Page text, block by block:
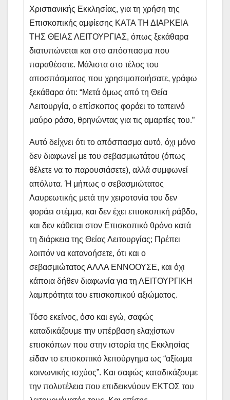
Χριστιανικής Εκκλησίας, για τη χρήση της
Επισκοπικής αμφίεσης ΚΑΤΑ ΤΗ ΔΙΑΡΚΕΙΑ
ΤΗΣ ΘΕΙΑΣ ΛΕΙΤΟΥΡΓΙΑΣ, όπως ξεκάθαρα
διατυπώνεται και στο απόσπασμα που
παραθέσατε. Μάλιστα στο τέλος του
αποσπάσματος που χρησιμοποιήσατε, γράφω
ξεκάθαρα ότι: “Μετά όμως από τη Θεία
Λειτουργία, ο επίσκοπος φοράει το ταπεινό
μαύρο ράσο, θρηνώντας για τις αμαρτίες του.”
Αυτό δείχνει ότι το απόσπασμα αυτό, όχι μόνο
δεν διαφωνεί με του σεβασμιωτάτου (όπως
θέλετε να το παρουσιάσετε), αλλά συμφωνεί
απόλυτα. Ή μήπως ο σεβασμιώτατος
Λαυρεωτικής μετά την χειροτονία του δεν
φοράει στέμμα, και δεν έχει επισκοπική ράβδο,
και δεν κάθεται στον Επισκοπικό θρόνο κατά
τη διάρκεια της Θείας Λειτουργίας; Πρέπει
λοιπόν να κατανοήσετε, ότι και ο
σεβασμιώτατος ΑΛΛΑ ΕΝΝΟΟΥΣΕ, και όχι
κάποια δήθεν διαφωνία για τη ΛΕΙΤΟΥΡΓΙΚΗ
λαμπρότητα του επισκοπικού αξιώματος.
Τόσο εκείνος, όσο και εγώ, σαφώς
καταδικάζουμε την υπέρβαση ελαχίστων
επισκόπων που στην ιστορία της Εκκλησίας
είδαν το επισκοπικό λειτούργημα ως “αξίωμα
κοινωνικής ισχύος”. Και σαφώς καταδικάζουμε
την πολυτέλεια που επιδεικνύουν ΕΚΤΟΣ του